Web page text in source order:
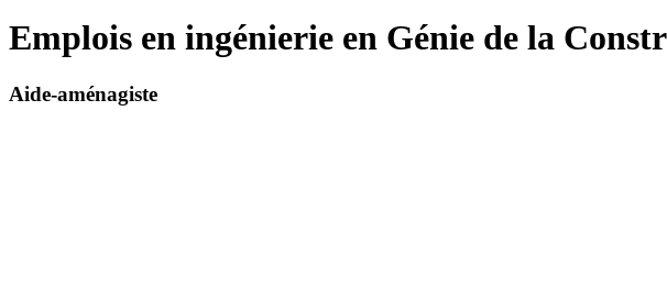
Emplois en ingénierie en Génie de la
Aide-aménagiste